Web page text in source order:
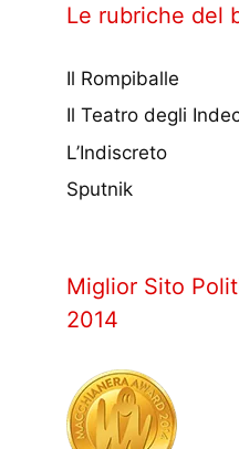
Le rubriche del
Il Rompiballe
Il Teatro degli
L’Indiscreto
Sputnik
Miglior Sito
2014